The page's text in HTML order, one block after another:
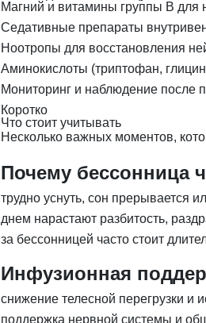
Магний и витамины группы B для
Седативные препараты
Ноотропы для восстановления
Аминокислоты (триптофан,
Мониторинг и наблюдение после
Коротко
Что стоит учитывать
Несколько важных моментов,
Почему бессонница
трудно уснуть, сон прерывается
днем нарастают разбитость,
за бессонницей часто стоит
Инфузионная
снижение телесной перегрузки и
поддержка нервной системы и